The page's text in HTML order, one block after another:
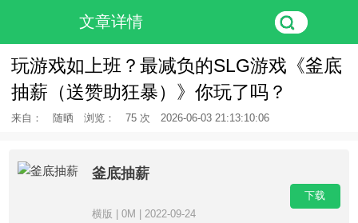
文章详情
玩游戏如上班？最减负的SLG游戏《釜底
抽薪（送赞助狂暴）》你玩了吗？
来自： 随晒 浏览： 75 次 2026-06-03 21:13:10:06
釜底抽薪
横版 | 0M | 2022-09-24
下载